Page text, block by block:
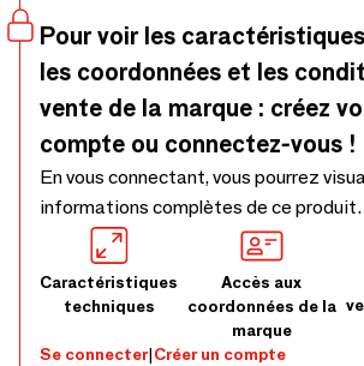
Pour voir les
les coordonnées et les
vente de la marque : créez
compte ou connectez-vous !
En vous connectant, vous pourrez
informations complètes de ce produit.
Caractéristiques
techniques
Accès aux
coordonnées de la
marque
Se connecter|Créer un compte